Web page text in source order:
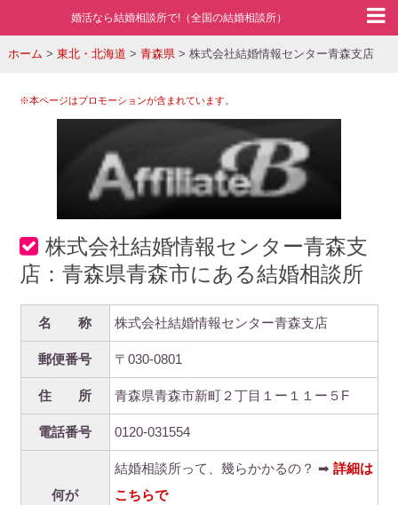
婚活なら結婚相談所で!（全国の結婚相談所）
ホーム > 東北・北海道 > 青森県> 株式会社結婚情報センター青森支店
※本ページはプロモーションが含まれています。
株式会社結婚情報センター青森支
店：青森県青森市にある結婚相談所
名 称 株式会社結婚情報センター青森支店
郵便番号 〒030-0801
住 所 青森県青森市新町２丁目１ー１１ー５F
電話番号 0120-031554
何が
結婚相談所って、幾らかかるの？ ➡ 詳細は
こちらで